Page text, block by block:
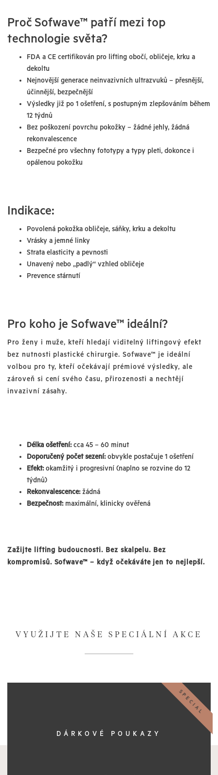
Proč Sofwave™ patří mezi top
technologie světa?
FDA a CE certifikován pro lifting obočí, obličeje, krku a
dekoltu
Nejnovější generace neinvazivních ultrazvuků – přesnější,
účinnější, bezpečnější
Výsledky již po 1 ošetření, s postupným zlepšováním během
12 týdnů
Bez poškození povrchu pokožky – žádné jehly, žádná
rekonvalescence
Bezpečné pro všechny fototypy a typy pleti, dokonce i
opálenou pokožku
Indikace:
Povolená pokožka obličeje, sáňky, krku a dekoltu
Vrásky a jemné linky
Strata elasticity a pevnosti
Unavený nebo „padlý“ vzhled obličeje
Prevence stárnutí
Pro koho je Sofwave™ ideální?
Pro ženy i muže, kteří hledají viditelný liftingový efekt
bez nutnosti plastické chirurgie. Sofwave™ je ideální
volbou pro ty, kteří očekávají prémiové výsledky, ale
zároveň si cení svého času, přirozenosti a nechtějí
invazivní zásahy.
Délka ošetření:cca 45 – 60 minut
Doporučený počet sezení:obvykle postačuje 1 ošetření
Efekt:okamžitý i progresivní (naplno se rozvine do 12
týdnů)
Rekonvalescence:žádná
Bezpečnost:maximální, klinicky ověřená
Zažijte lifting budoucnosti. Bez skalpelu. Bez
kompromisů. Sofwave™ – když očekáváte jen to nejlepší.
VYUŽIJTE NAŠE SPECIÁLNÍ AKCE
SPECIAL
DÁRKOVÉ POUKAZY